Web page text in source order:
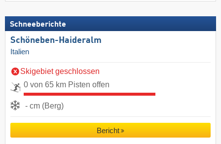
Schneeberichte
Schöneben-Haideralm
Italien
Skigebiet geschlossen
0 von 65 km Pisten offen
- cm (Berg)
Bericht